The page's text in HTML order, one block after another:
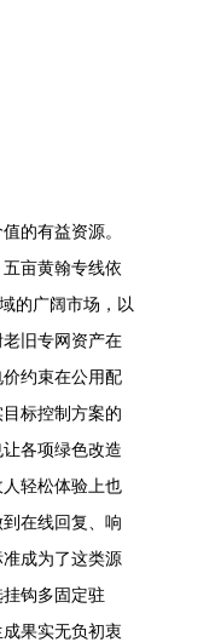
的有益资源。
亩黄翰专线依
的广阔市场，以
旧专网资产在
约束在公用配
标控制方案的
各项绿色改造
轻松体验上也
在线回复、响
成为了这类源
钩多固定驻
果实无负初衷